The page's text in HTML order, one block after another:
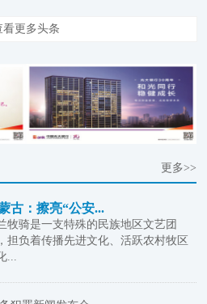
看更多头条
更多>>
古：擦亮“公安...
牧骑是一支特殊的民族地区文艺团
担负着传播先进文化、活跃农村牧区
...